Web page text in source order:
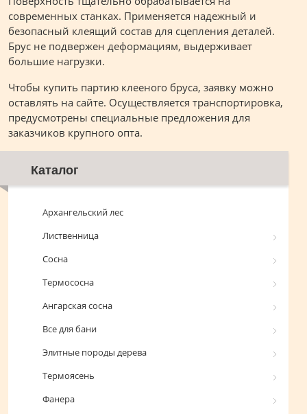
современных станках. Применяется надежный и
безопасный клеящий состав для сцепления деталей.
Брус не подвержен деформациям, выдерживает
большие нагрузки.
Чтобы купить партию клееного бруса, заявку можно
оставлять на сайте. Осуществляется транспортировка,
предусмотрены специальные предложения для
заказчиков крупного опта.
Каталог
Архангельский лес
Лиственница
Сосна
Термососна
Ангарская сосна
Все для бани
Элитные породы дерева
Термоясень
Фанера